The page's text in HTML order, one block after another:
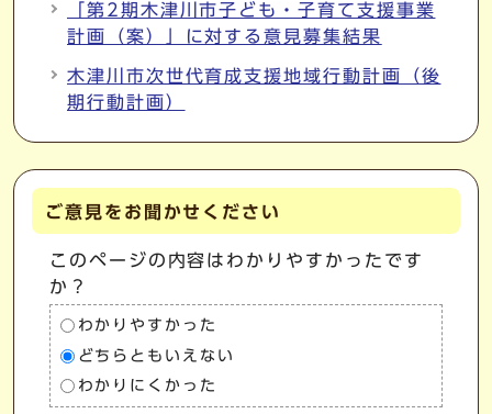
「第2期木津川市子ども・子育て支援事業
計画（案）」に対する意見募集結果
木津川市次世代育成支援地域行動計画（後
期行動計画）
ご意見をお聞かせください
このページの内容はわかりやすかったです
か？
わかりやすかった
どちらともいえない
わかりにくかった